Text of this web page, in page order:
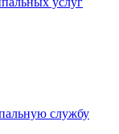
службу